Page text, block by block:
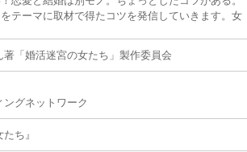
テーマに取材で得たコツを発信していきます。女
「婚活迷宮の女たち」製作委員会
グネットワーク
ち』